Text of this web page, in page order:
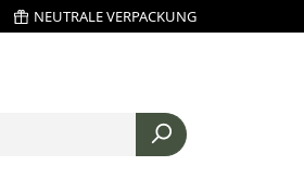
NEUTRALE VERPACKUNG